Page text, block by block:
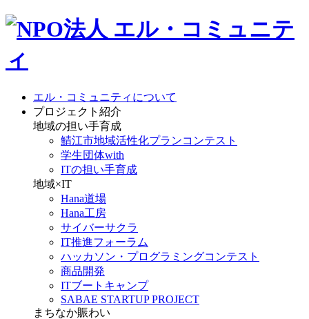
エル・コミュニティについて
プロジェクト紹介
地域の担い手育成
鯖江市地域活性化プランコンテスト
学生団体with
ITの担い手育成
地域×IT
Hana道場
Hana工房
サイバーサクラ
IT推進フォーラム
ハッカソン・プログラミングコンテスト
商品開発
ITブートキャンプ
SABAE STARTUP PROJECT
まちなか賑わい